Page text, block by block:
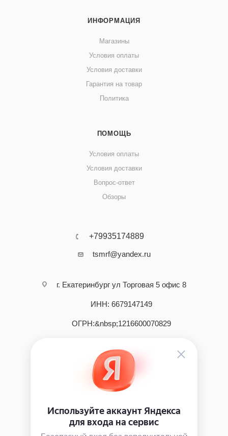
ИНФОРМАЦИЯ
Магазины
Условия оплаты
Условия доставки
Гарантия на товар
Политика
ПОМОЩЬ
Условия оплаты
Условия доставки
Вопрос-ответ
Обзоры
+79935174889
tsmrf@yandex.ru
г. Екатеринбург ул Торговая 5 офис 8
ИНН: 6679147149
ОГРН:&nbsp;1216600070829
2026 © интернет - магазин инструмента